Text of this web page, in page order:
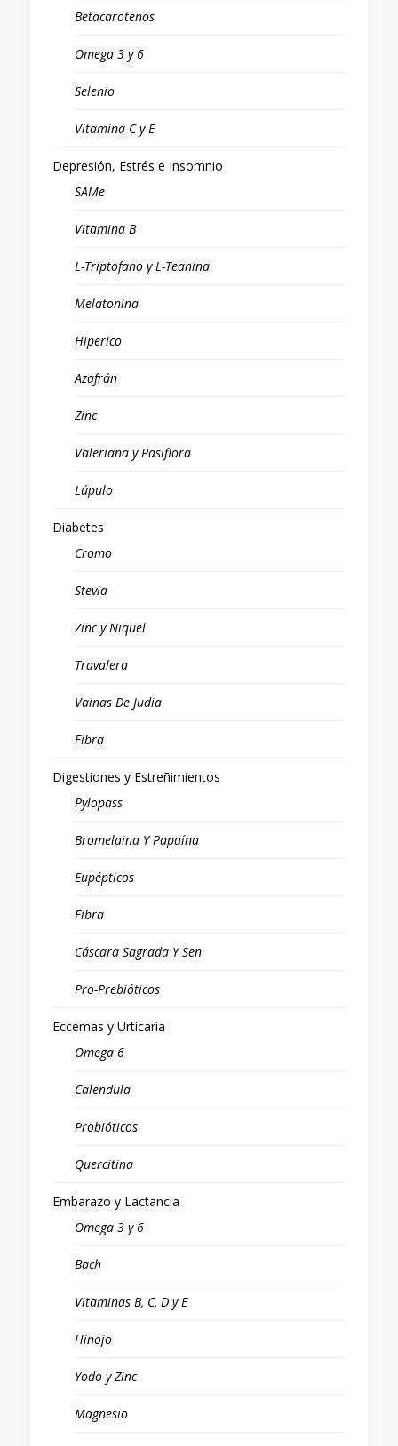
Betacarotenos
Omega 3 y 6
Selenio
Vitamina C y E
Depresión, Estrés e Insomnio
SAMe
Vitamina B
L-Triptofano y L-Teanina
Melatonina
Hiperico
Azafrán
Zinc
Valeriana y Pasiflora
Lúpulo
Diabetes
Cromo
Stevia
Zinc y Niquel
Travalera
Vainas De Judia
Fibra
Digestiones y Estreñimientos
Pylopass
Bromelaina Y Papaína
Eupépticos
Fibra
Cáscara Sagrada Y Sen
Pro-Prebióticos
Eccemas y Urticaria
Omega 6
Calendula
Probióticos
Quercitina
Embarazo y Lactancia
Omega 3 y 6
Bach
Vitaminas B, C, D y E
Hinojo
Yodo y Zinc
Magnesio